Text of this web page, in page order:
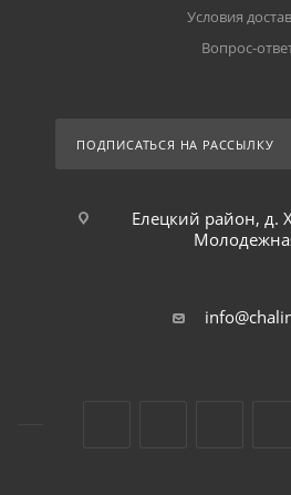
Условия
Вопрос-
ПОДПИСАТЬСЯ НА РАССЫЛКУ
Елецкий район, д.